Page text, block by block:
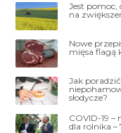
Jest
na
Nowe
mięsa flagą
Jak
słodycze?
COVID-19
dla rolnika